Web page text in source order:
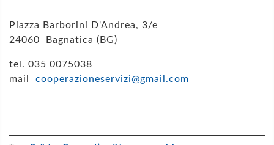
Piazza Barborini D'Andrea, 3/e
24060 Bagnatica (BG)
tel. 035 0075038
mail cooperazioneservizi@gmail.com